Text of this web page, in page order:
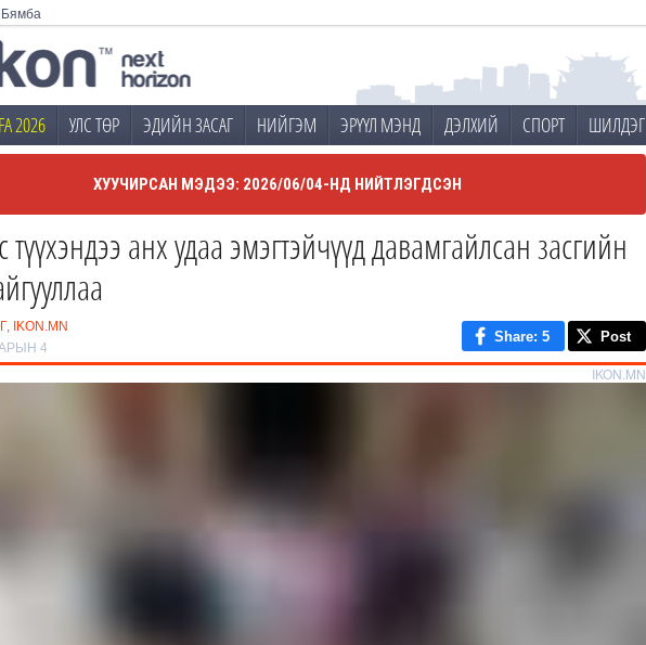
2026 УЛС ТӨР ЭДИЙН ЗАСАГ НИЙГЭМ ЭРҮҮЛ МЭНД ДЭЛХИЙ СПОРТ ШИЛДЭГ
ХУУЧИРСАН МЭДЭЭ: 2026/06/04-НД НИЙТЛЭГДСЭН
анх удаа эмэгтэйчүүд давамгайлсан засгийн
4
Share: 5 Post
IKON.MN